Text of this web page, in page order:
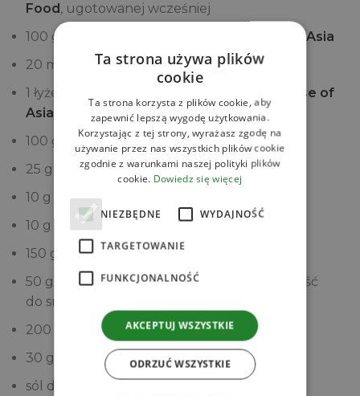
Food , ugotowanej wcześniej
100 g
Grzybów Shittake z puszki House of Asia
20 ml
Sosu ostrygowego House of Asia
1 łyżeczka
Przyprawy kuchni chińskiej House of
Asia
100 g dyni hokkaido, pokrojonej w kostkę
25 g cebuli, drobno pokrojonej
10 g czosnku, drobno pokrojonego
10 g imbiru, drobno pokrojonego
150 g piersi z indyka, pokrojonej w kostkę
50 g szczypiorku, drobno pokrojonego (część
do smażenia, część do dekoracji)
200 ml bulionu warzywnego
30 g parmezanu, tartego
sól do smaku
Ta strona używa plików
cookie
Ta strona korzysta z plików cookie, aby
zapewnić lepszą wygodę użytkowania.
Korzystając z tej strony, wyrażasz zgodę na
używanie przez nas wszystkich plików cookie
zgodnie z warunkami naszej polityki plików
cookie. Dowiedz się więcej
NIEZBĘDNE WYDAJNOŚĆ
TARGETOWANIE
FUNKCJONALNOŚĆ
AKCEPTUJ WSZYSTKIE
ODRZUĆ WSZYSTKIE